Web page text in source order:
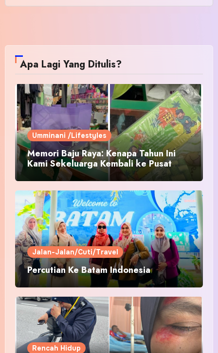
Apa Lagi Yang Ditulis?
Umminani /Lifestyles
Memori Baju Raya: Kenapa Tahun Ini
Kami Sekeluarga Kembali ke Pusat
Pakaian Hari-Hari?
Jalan-Jalan/Cuti/Travel
Percutian Ke Batam Indonesia
Rencah Hidup